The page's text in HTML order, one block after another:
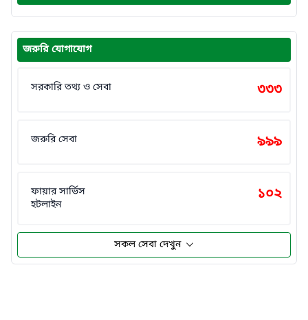
জরুরি যোগাযোগ
সরকারি তথ্য ও সেবা ৩৩৩
জরুরি সেবা ৯৯৯
ফায়ার সার্ভিস
হটলাইন
১০২
সকল সেবা দেখুন